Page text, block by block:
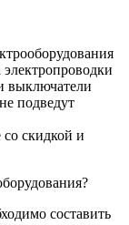
выключатели
подведут
со скидкой и
составить